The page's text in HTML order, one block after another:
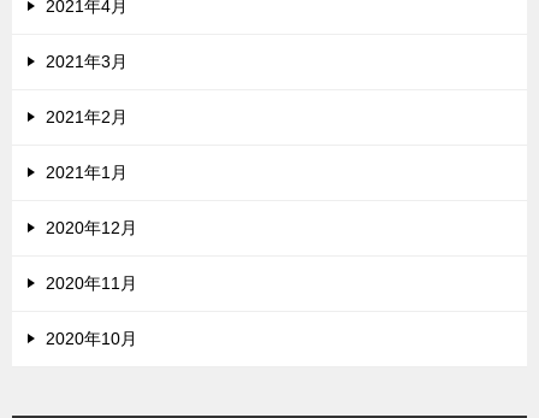
2021年4月
2021年3月
2021年2月
2021年1月
2020年12月
2020年11月
2020年10月